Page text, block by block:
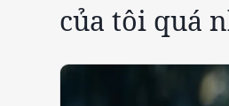
của tôi quá